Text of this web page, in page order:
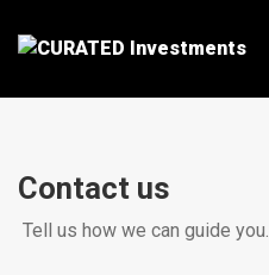
Contact us
Tell us how we can guide you.